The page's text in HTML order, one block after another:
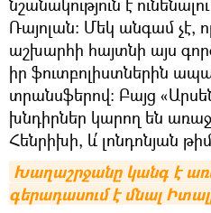
նշանակություն է
Ռայոլան: Մեկ անգամ չէ,
աշխարհի հայտնի այս
իր ֆուտբոլիստներին
տրանսֆերով: Բայց
խնդիրներ կարող են
Հենրիխի, և՛ լոնդոնյան
Խաղաշրջանը կանգ է
գերադասում է մնալ